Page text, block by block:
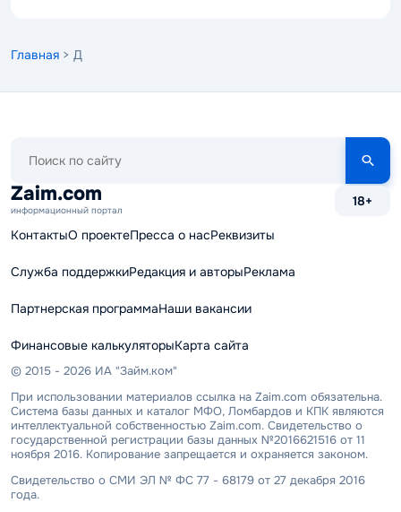
Главная > Д
сайту
Zaim.com
информационный портал
18+
КонтактыО проектеПресса о насРеквизиты
Служба поддержкиРедакция и авторыРеклама
Партнерская программаНаши вакансии
Финансовые калькуляторыКарта сайта
© 2015 - 2026 ИА "Займ.ком"
При использовании материалов ссылка на Zaim.com обязательна.
Система базы данных и каталог МФО, Ломбардов и КПК являются
интеллектуальной собственностью Zaim.com. Свидетельство о
государственной регистрации базы данных №2016621516 от 11
ноября 2016. Копирование запрещается и охраняется законом.
Свидетельство о СМИ ЭЛ № ФС 77 - 68179 от 27 декабря 2016
года.